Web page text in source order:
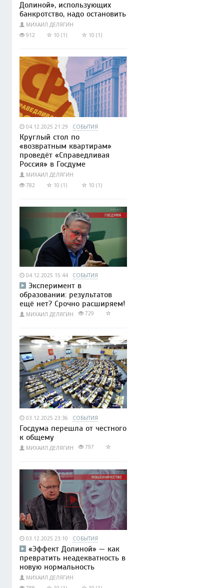
Долиной», использующих
банкротство, надо остановить
МИХАИЛ ДЕЛЯГИН
912
10 (1) 10 (1)
04.12.2025 21:29 СОБЫТИЯ
Круглый стол по
«возвратным квартирам»
проведёт «Справедливая
Россия» в Госдуме
МИХАИЛ ДЕЛЯГИН
782
10 (1) 10 (1)
04.12.2025 15:44 СОБЫТИЯ
Эксперимент в
образовании: результатов
ещё нет? Срочно расширяем!
МИХАИЛ ДЕЛЯГИН 729
03.12.2025 23:36 СОБЫТИЯ
Госдума перешла от честного
к общему
МИХАИЛ ДЕЛЯГИН 797
03.12.2025 23:10 СОБЫТИЯ
«Эффект Долиной» — как
превратить неадекватность в
новую нормальность
МИХАИЛ ДЕЛЯГИН